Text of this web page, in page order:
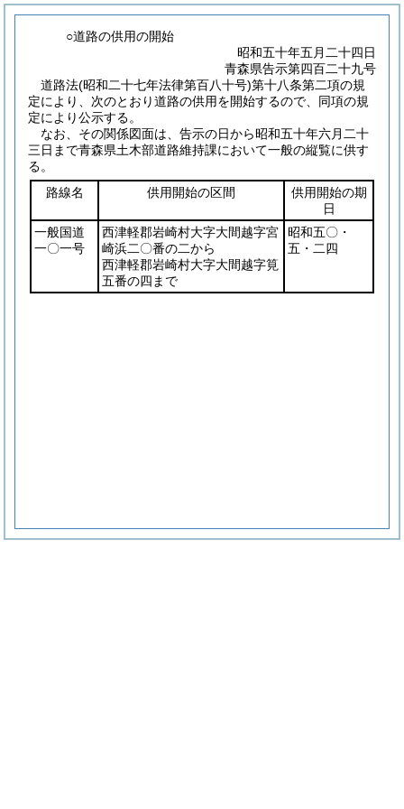
○道路の供用の開始
昭和五十年五月二十四日
青森県告示第四百二十九号
道路法(昭和二十七年法律第百八十号)第十八条第二項の規
定により、次のとおり道路の供用を開始するので、同項の規
定により公示する。
なお、その関係図面は、告示の日から昭和五十年六月二十
三日まで青森県土木部道路維持課において一般の縦覧に供す
る。
路線名
供用開始の区間
供用開始の期
日
一般国道
一〇一号
西津軽郡岩崎村大字大間越字宮
崎浜二〇番の二から
西津軽郡岩崎村大字大間越字筧
五番の四まで
昭和五〇・
五・二四